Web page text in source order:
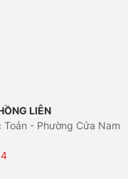
LIÊN
Toản - Phường Cửa Nam